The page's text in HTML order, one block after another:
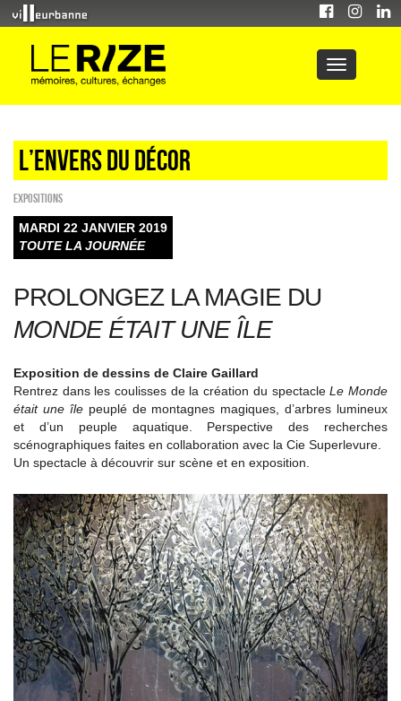
L’envers du décor
EXPOSITIONS
MARDI 22 JANVIER 2019
TOUTE LA JOURNÉE
PROLONGEZ LA MAGIE DU
MONDE ÉTAIT UNE ÎLE
Exposition de dessins de Claire Gaillard
Rentrez dans les coulisses de la création du spectacleLe Monde
était une îlepeuplé de montagnes magiques, d’arbres lumineux
et d’un peuple aquatique. Perspective des recherches
scénographiques faites en collaboration avec la Cie Superlevure.
Un spectacle à découvrir sur scène et en exposition.